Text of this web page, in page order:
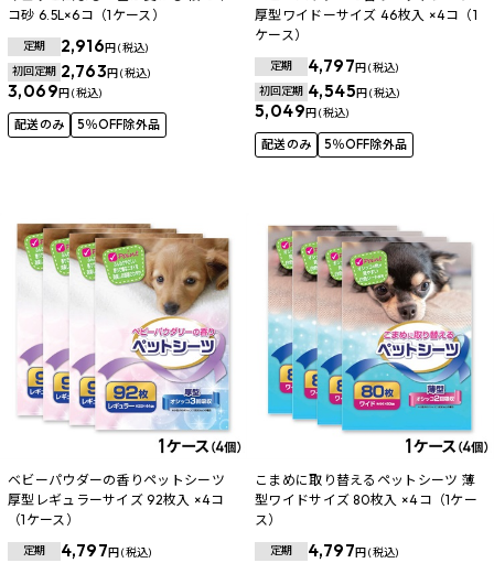
コ砂 6.5L×6コ（1ケース）
定期 2,916円 (税込)
初回定期 2,763円 (税込)
3,069円 (税込)
配送のみ 5％OFF除外品
厚型ワイドーサイズ 46枚入 ×4コ（1
ケース）
定期 4,797円 (税込)
初回定期 4,545円 (税込)
5,049円 (税込)
配送のみ 5％OFF除外品
ベビーパウダーの香りペットシーツ
厚型レギュラーサイズ 92枚入 ×4コ
（1ケース）
定期 4,797円 (税込)
こまめに取り替えるペットシーツ 薄
型ワイドサイズ 80枚入 ×4コ（1ケー
ス）
定期 4,797円 (税込)